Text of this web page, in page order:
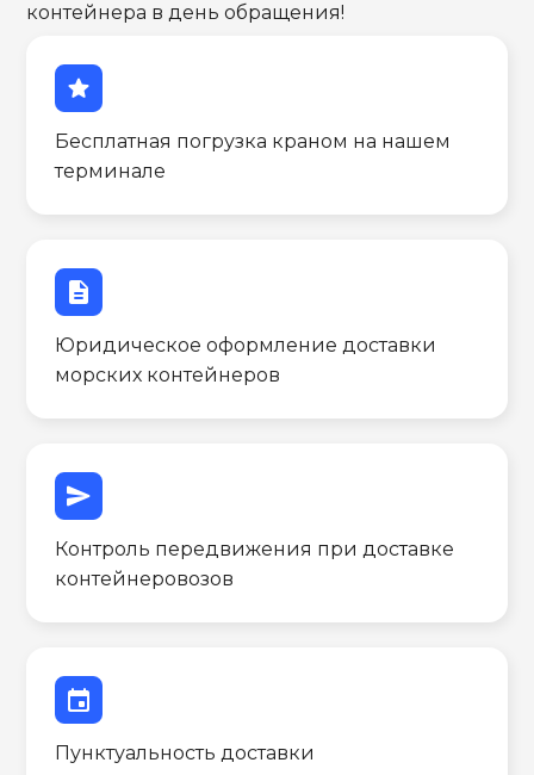
контейнера в день обращения!
star
Бесплатная погрузка краном на нашем
терминале
description
Юридическое оформление доставки
морских контейнеров
send
Контроль передвижения при доставке
контейнеровозов
event
Пунктуальность доставки